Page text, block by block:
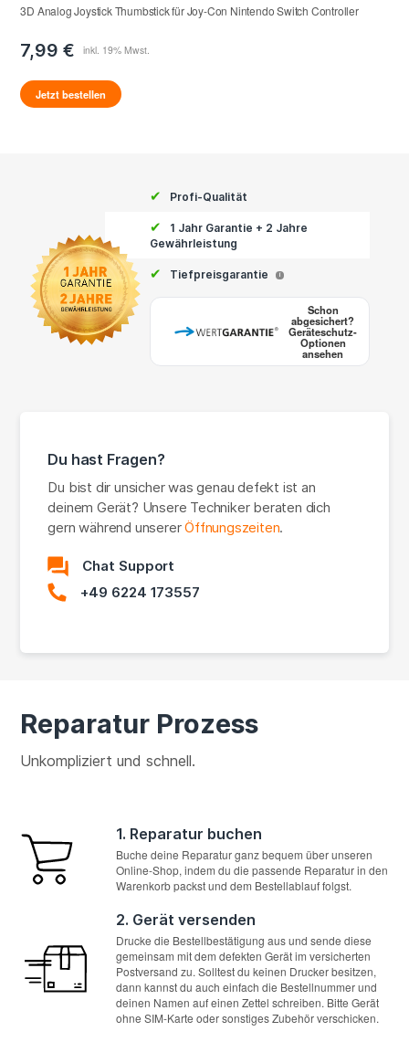
3D Analog Joystick Thumbstick für Joy-Con Nintendo Switch Controller
7,99 €
Jetzt bestellen
✔ Profi-Qualität
✔
1 Jahr Garantie + 2 Jahre
Gewährleistung
✔ Tiefpreisgarantie i
Schon
abgesichert?
Geräteschutz-
Optionen
ansehen
Du hast Fragen?
Du bist dir unsicher was genau defekt ist an
deinem Gerät? Unsere Techniker beraten dich
gern während unsererÖffnungszeiten.
Chat Support
+49 6224 173557
Reparatur Prozess
Unkompliziert und schnell.
1. Reparatur buchen
Buche deine Reparatur ganz bequem über unseren
Online-Shop, indem du die passende Reparatur in den
Warenkorb packst und dem Bestellablauf folgst.
2. Gerät versenden
Drucke die Bestellbestätigung aus und sende diese
gemeinsam mit dem defekten Gerät im versicherten
Postversand zu. Solltest du keinen Drucker besitzen,
dann kannst du auch einfach die Bestellnummer und
deinen Namen auf einen Zettel schreiben. Bitte Gerät
ohne SIM-Karte oder sonstiges Zubehör verschicken.